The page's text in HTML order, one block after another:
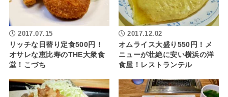
2017.07.15
リッチな日替り定食500円！
オサレな恵比寿のTHE大衆食
堂！こづち
2017.12.02
オムライス大盛り550円！メ
ニューが壮絶に安い横浜の洋
食屋！レストランテル